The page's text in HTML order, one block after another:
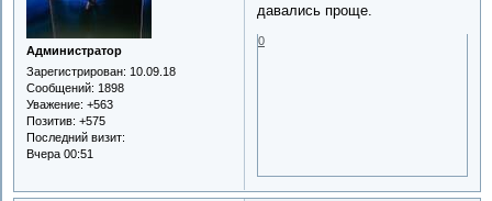
Администратор
Зарегистрирован: 10.09.18
Сообщений: 1898
Уважение: +563
Позитив: +575
Последний визит:
Вчера 00:51
давались проще.
0